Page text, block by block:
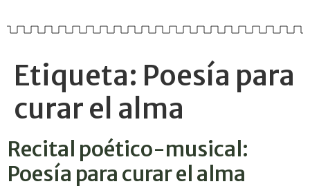
Etiqueta: Poesía para
curar el alma
Recital poético-musical:
Poesía para curar el alma